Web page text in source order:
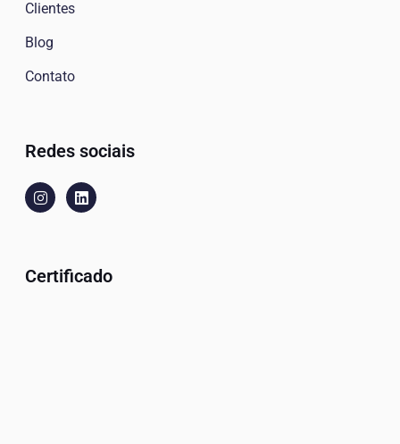
Clientes
Blog
Contato
Redes sociais
Certificado